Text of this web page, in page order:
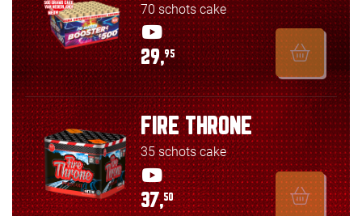
70 schots cake
29,95
FIRE THRONE
35 schots cake
37,50